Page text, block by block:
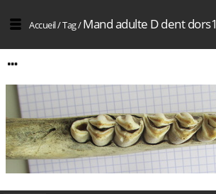
Accueil/Tag/Mand adulte D dent dors1